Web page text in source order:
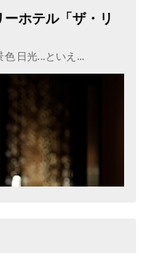
ホテル「ザ・リ
日光...といえ...